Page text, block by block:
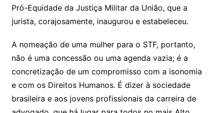
Pró-Equidade da Justiça Militar da União, que a
jurista, corajosamente, inaugurou e estabeleceu.
A nomeação de uma mulher para o STF, portanto,
não é uma concessão ou uma agenda vazia; é a
concretização de um compromisso com a isonomia
e com os Direitos Humanos. É dizer à sociedade
brasileira e aos jovens profissionais da carreira de